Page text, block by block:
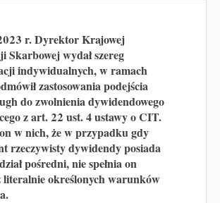
r. Dyrektor Krajowej
Skarbowej wydał szereg
indywidualnych, w ramach
zastosowania podejścia
do zwolnienia dywidendowego
z art. 22 ust. 4 ustawy o CIT.
w nich, że w przypadku gdy
rzeczywisty dywidendy posiada
pośredni, nie spełnia on
literalnie określonych warunków